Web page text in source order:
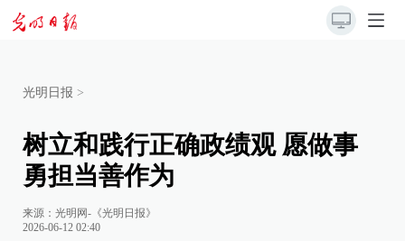
光明日报 >
树立和践行正确政绩观 愿做事
勇担当善作为
来源： 光明网-《光明日报》
2026-06-12 02:40